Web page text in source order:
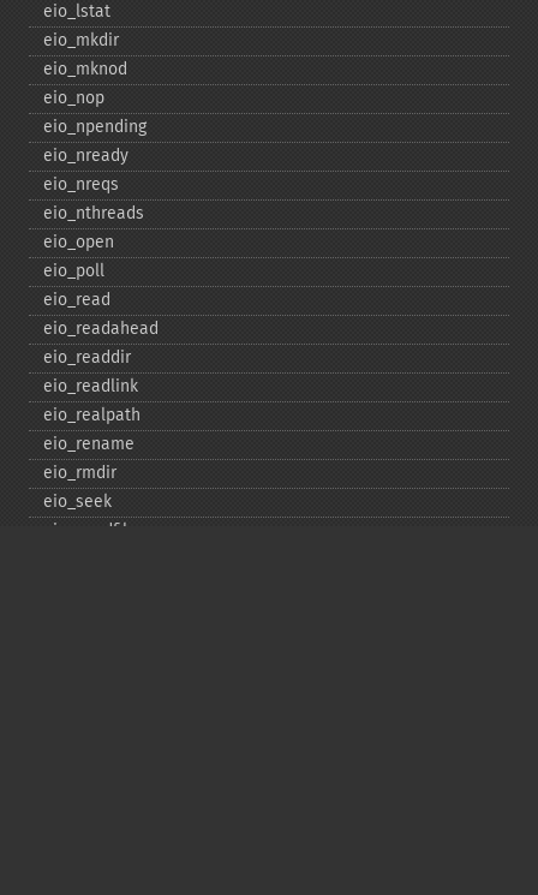
eio_​lstat
eio_​mkdir
eio_​mknod
eio_​nop
eio_​npending
eio_​nready
eio_​nreqs
eio_​nthreads
eio_​open
eio_​poll
eio_​read
eio_​readahead
eio_​readdir
eio_​readlink
eio_​realpath
eio_​rename
eio_​rmdir
eio_​seek
eio_​sendfile